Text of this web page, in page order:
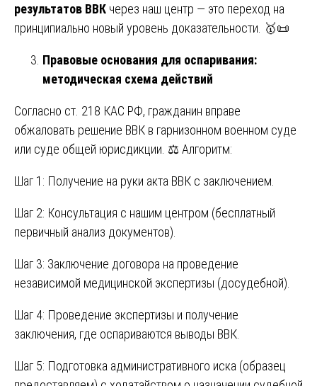
результатов ВВК через наш центр — это переход на
принципиально новый уровень доказательности. 🥇📜
Правовые основания для оспаривания:
методическая схема действий
Согласно ст. 218 КАС РФ, гражданин вправе
обжаловать решение ВВК в гарнизонном военном суде
или суде общей юрисдикции. ⚖️ Алгоритм:
Шаг 1: Получение на руки акта ВВК с заключением.
Шаг 2: Консультация с нашим центром (бесплатный
первичный анализ документов).
Шаг 3: Заключение договора на проведение
независимой медицинской экспертизы (досудебной).
Шаг 4: Проведение экспертизы и получение
заключения, где оспариваются выводы ВВК.
Шаг 5: Подготовка административного иска (образец